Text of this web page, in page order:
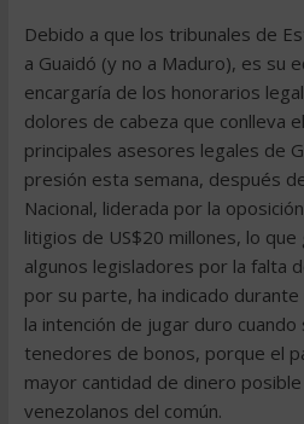
Debido a que los tribunales de
a Guaidó (y no a Maduro), es su
encargaría de los honorarios
dolores de cabeza que conlleva
principales asesores legales de
presión esta semana, después
Nacional, liderada por la
litigios de US$20 millones, lo
algunos legisladores por la falta
por su parte, ha indicado
la intención de jugar duro
tenedores de bonos, porque el
mayor cantidad de dinero
venezolanos del común.